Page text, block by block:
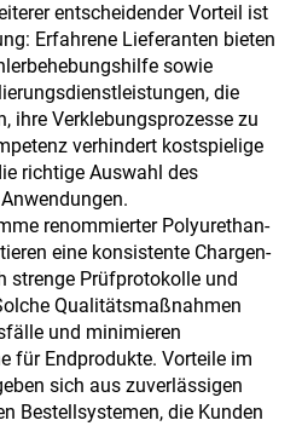
entscheidender Vorteil ist
Erfahrene Lieferanten bieten
sowie
die
ihre Verklebungsprozesse zu
verhindert kostspielige
richtige Auswahl des
renommierter Polyurethan-
eine konsistente Chargen-
strenge Prüfprotokolle und
Qualitätsmaßnahmen
und minimieren
für Endprodukte. Vorteile im
sich aus zuverlässigen
Bestellsystemen, die Kunden